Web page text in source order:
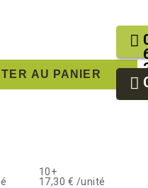
AU PANIER
10+
17,30 € /unité